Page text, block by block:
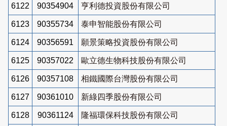
6122 90354904 亨利德投資股份有限公司
6123 90355734 泰申智能股份有限公司
6124 90356591 願景策略投資股份有限公司
6125 90357022 歐立德生物科技股份有限公司
6126 90357108 相鐵國際台灣股份有限公司
6127 90361010 新綠四季股份有限公司
6128 90361124 隆福環保科技股份有限公司